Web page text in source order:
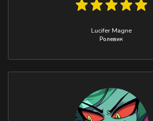
Lucifer Magne
Ролевик